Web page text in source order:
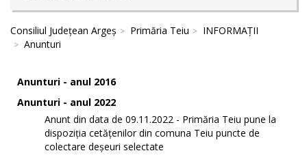
Consiliul Județean Argeș Primăria Teiu
INFORMAȚII
Anunturi
Anunturi - anul 2016
Anunturi - anul 2022
Anunt din data de 09.11.2022 - Primăria Teiu pune la
dispoziția cetățenilor din comuna Teiu puncte de
colectare deșeuri selectate